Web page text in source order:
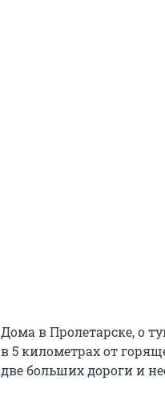
Дома в Пролетарске, о
в 5 километрах от
две больших дороги и